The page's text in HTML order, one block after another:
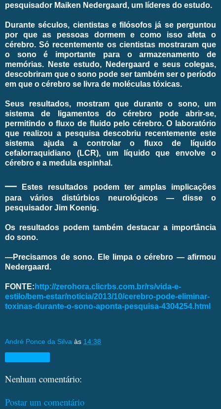
pesquisador Maiken Nedergaard, um líderes do estudo.
Durante séculos, cientistas e filósofos já se perguntou
por que as pessoas dormem e como isso afeta o
cérebro. Só recentemente os cientistas mostraram que
o sono é importante para o armazenamento de
memórias. Neste estudo, Nedergaard e seus colegas,
descobriram que o sono pode ser também ser o período
em que o cérebro se livra de moléculas tóxicas.
Seus resultados, mostram que durante o sono, um
sistema de ligamentos do cérebro pode abrir-se,
permitindo o fluxo de fluido pelo cérebro. O laboratório
que realizou a pesquisa descobriu recentemente este
sistema ajuda a controlar o fluxo de líquido
cefalorraquidiano (LCR), um líquido que envolve o
cérebro e a medula espinhal.
— Estes resultados podem ter amplas implicações
para vários distúrbios neurológicos — disse o
pesquisador Jim Koenig.
Os resultados podem também destacar a importância
do sono.
—Precisamos de sono. Ele limpa o cérebro — afirmou
Nedergaard.
FONTE: http://zerohora.clicrbs.com.br/rs/vida-e-
estilo/bem-estar/noticia/2013/10/cerebro-pode-eliminar-
toxinas-durante-o-sono-aponta-pesquisa-4304254.html
André Ponce da Silva às 14:38
Nenhum comentário:
Postar um comentário